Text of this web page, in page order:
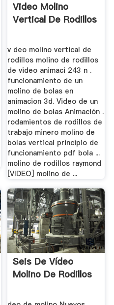
Video Molino
Vertical De Rodillos
v deo molino vertical de
rodillos molino de rodillos
de video animaci 243 n .
funcionamiento de un
molino de bolas en
animacion 3d. Video de un
molino de bolas Animación .
rodamientos de rodillos de
trabajo minero molino de
bolas vertical principio de
funcionamiento pdf bola ...
molino de rodillos raymond
[VIDEO] molino de ...
Seis De Vídeo
Molino De Rodillos